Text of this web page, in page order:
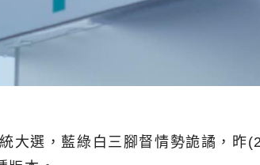
大選，藍綠白三腳督情勢詭譎，昨